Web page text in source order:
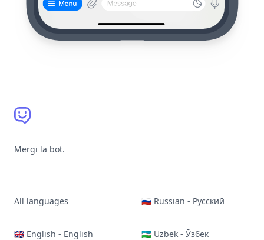
Mergi la bot.
All languages 🇷🇺 Russian - Русский
🇬🇧 English - English 🇺🇿 Uzbek - Ўзбек